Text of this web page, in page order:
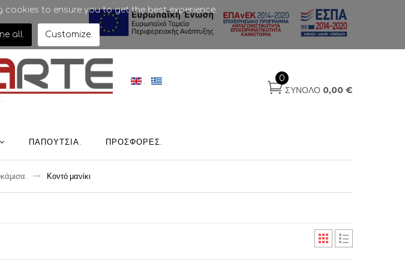
.
.
0
ΣΎΝΟΛΟ 0,00 €
. .
ΠΑΠΟΎΤΣΙΑ ΠΡΟΣΦΟΡΈΣ
Κοντό μανίκι
cookies to ensure you to get the best experience.
all. Customize.